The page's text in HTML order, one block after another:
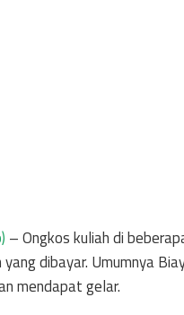
– Ongkos kuliah di
dibayar. Umumnya
mendapat gelar.